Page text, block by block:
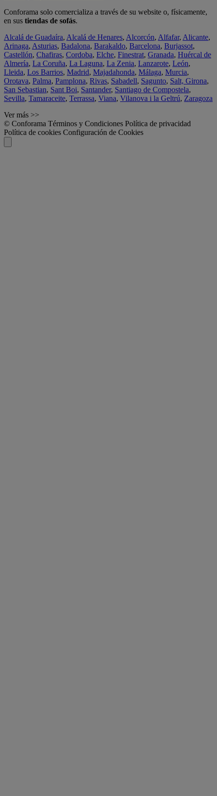
Conforama solo comercializa a través de su website o, físicamente,
en sus tiendas de sofás.
Alcalá de Guadaíra, Alcalá de Henares, Alcorcón, Alfafar, Alicante,
Arinaga, Asturias, Badalona, Barakaldo, Barcelona, Burjassot,
Castellón, Chafiras, Cordoba, Elche, Finestrat, Granada, Huércal de
Almería, La Coruña, La Laguna, La Zenia, Lanzarote, León,
Lleida, Los Barrios, Madrid, Majadahonda, Málaga, Murcia,
Orotava, Palma, Pamplona, Rivas, Sabadell, Sagunto, Salt, Girona,
San Sebastian, Sant Boi, Santander, Santiago de Compostela,
Sevilla, Tamaraceite, Terrassa, Viana, Vilanova i la Geltrú, Zaragoza
Ver más >>
© Conforama Términos y Condiciones Política de privacidad
Política de cookies Configuración de Cookies